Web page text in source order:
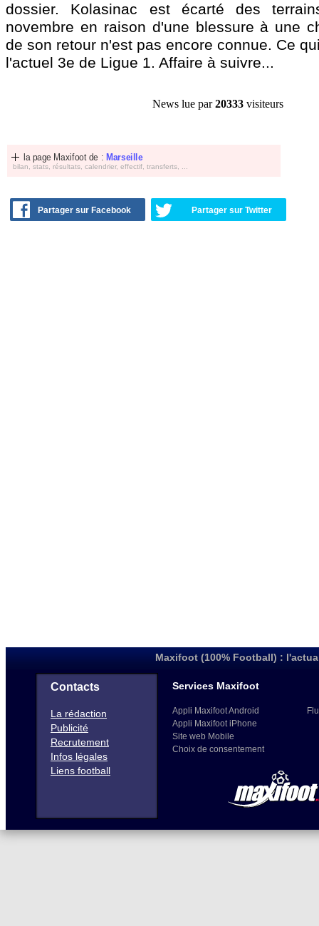
dossier. Kolasinac est écarté des
novembre en raison d'une blessure à une
de son retour n'est pas encore connue. Ce
l'actuel 3e de Ligue 1. Affaire à suivre...
News lue par20333 visiteurs
la page Maxifoot de : Marseille
bilan, stats, résultats, calendrier, effectif, transferts, ...
Partager sur Facebook Partager sur Twitter
Maxifoot (100% Football) :
Contacts
La rédaction
Publicité
Recrutement
Infos légales
Liens football
Services Maxifoot
Appli Maxifoot Android
Appli Maxifoot iPhone
Site web Mobile
Choix de consentement